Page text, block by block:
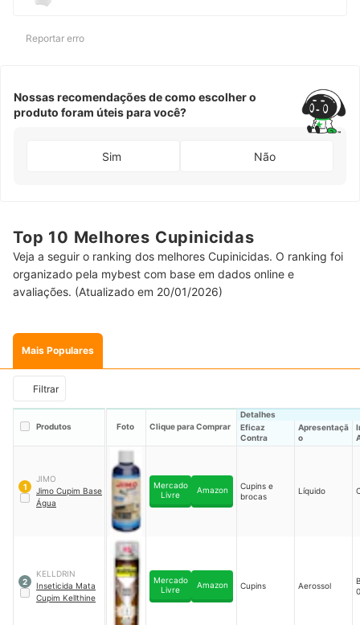
Reportar erro
Nossas recomendações de como escolher o
produto foram úteis para você?
Sim Não
Top 10 Melhores Cupinicidas
Veja a seguir o ranking dos melhores Cupinicidas. O ranking foi
organizado pela mybest com base em dados online e
avaliações. (Atualizado em 20/01/2026)
Mais Populares
Filtrar
Produtos Foto Clique para Comprar
Detalhes
Eficaz
Contra
Apresentaçã
o
1
JIMO
Jimo Cupim Base
Água
Mercado
Livre
Amazon
Cupins e
brocas
Líquido
2
KELLDRIN
Inseticida Mata
Cupim Kellthine
Mercado
Livre
Amazon Cupins Aerossol